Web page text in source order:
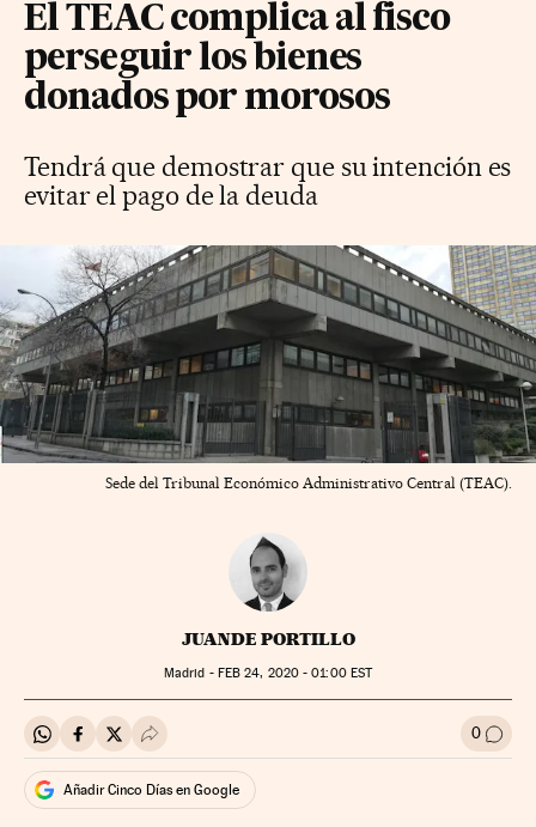
El TEAC complica al fisco
perseguir los bienes
donados por morosos
Tendrá que demostrar que su intención es
evitar el pago de la deuda
Sede del Tribunal Económico Administrativo Central (TEAC).
JUANDE PORTILLO
Madrid - FEB 24, 2020 - 01:00EST
Compartir en Whatsapp
Compartir en Facebook
Compartir en Twitter
Desplegar Redes Sociales 0 Ir a
Añadir Cinco Días en Google